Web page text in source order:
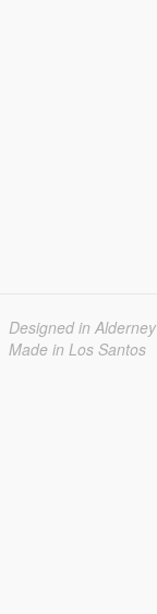
Designed in Alderney
Made in Los Santos